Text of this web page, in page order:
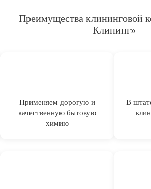
Преимущества клининговой
Клининг»
Применяем дорогую и
качественную бытовую
химию
В